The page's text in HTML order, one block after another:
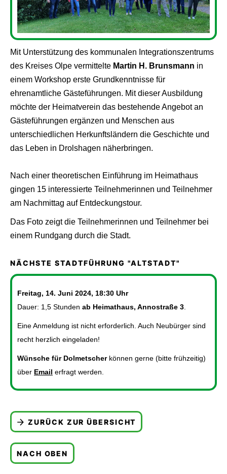
Mit Unterstützung des kommunalen Integrationszentrums
des Kreises Olpe vermittelte Martin H. Brunsmann in
einem Workshop erste Grundkenntnisse für
ehrenamtliche Gästeführungen. Mit dieser Ausbildung
möchte der Heimatverein das bestehende Angebot an
Gästeführungen ergänzen und Menschen aus
unterschiedlichen Herkunftsländern die Geschichte und
das Leben in Drolshagen näherbringen.
Nach einer theoretischen Einführung im Heimathaus
gingen 15 interessierte Teilnehmerinnen und Teilnehmer
am Nachmittag auf Entdeckungstour.
Das Foto zeigt die Teilnehmerinnen und Teilnehmer bei
einem Rundgang durch die Stadt.
NÄCHSTE STADTFÜHRUNG "ALTSTADT"
Freitag, 14. Juni 2024, 18:30 Uhr
Dauer: 1,5 Stunden ab Heimathaus, Annostraße 3
Eine Anmeldung ist nicht erforderlich. Auch Neubürger sind
recht herzlich eingeladen!
Wünsche für Dolmetscher können gerne (bitte frühzeitig)
über Email erfragt werden.
ZURÜCK ZUR ÜBERSICHT
NACH OBEN